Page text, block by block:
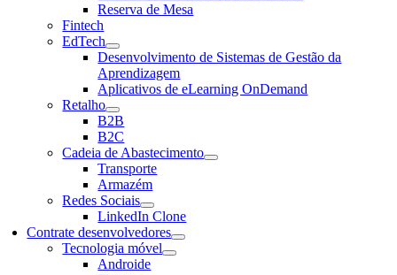
Reserva de Mesa
Fintech
EdTech
Desenvolvimento de Sistemas de Gestão da
Aprendizagem
Aplicativos de eLearning OnDemand
Retalho
B2B
B2C
Cadeia de Abastecimento
Transporte
Armazém
Redes Sociais
LinkedIn Clone
Contrate desenvolvedores
Tecnologia móvel
Androide